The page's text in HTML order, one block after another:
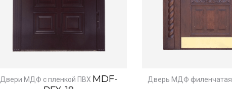
Двери МДФ с пленкой ПВХ MDF-
Дверь МДФ филенчатая